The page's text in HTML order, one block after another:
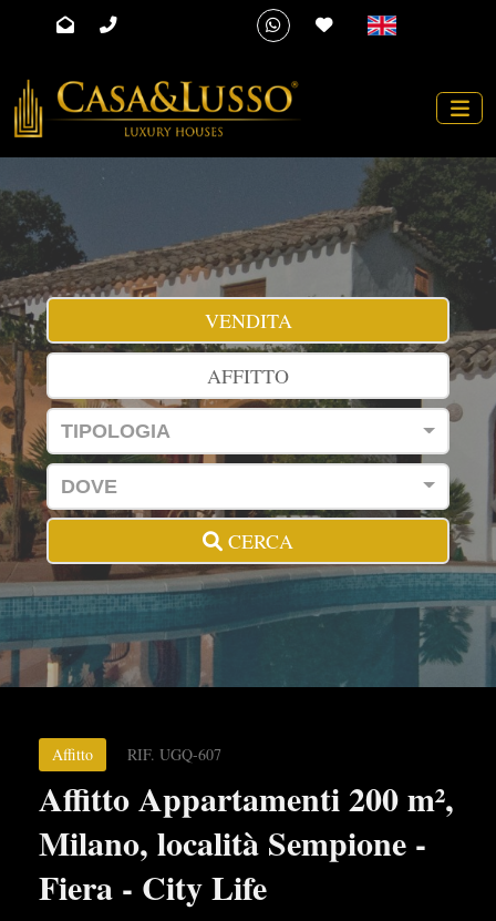
VENDITA
AFFITTO
TIPOLOGIA
DOVE
CERCA
Affitto RIF. UGQ-607
Affitto Appartamenti 200 m²,
Milano, località Sempione -
Fiera - City Life